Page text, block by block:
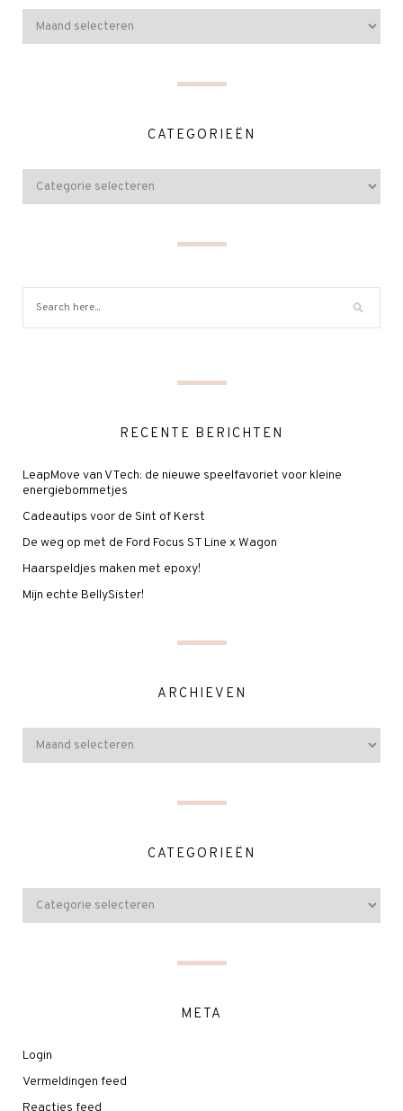
CATEGORIEËN
RECENTE BERICHTEN
LeapMove van VTech: de nieuwe speelfavoriet voor kleine
energiebommetjes
Cadeautips voor de Sint of Kerst
De weg op met de Ford Focus ST Line x Wagon
Haarspeldjes maken met epoxy!
Mijn echte BellySister!
ARCHIEVEN
CATEGORIEËN
META
Login
Vermeldingen feed
Reacties feed